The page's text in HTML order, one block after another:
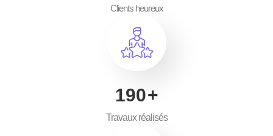
Clients heureux
300+
Travaux réalisés